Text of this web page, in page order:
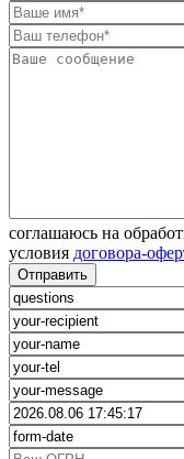
соглашаюсь на
условия договора-